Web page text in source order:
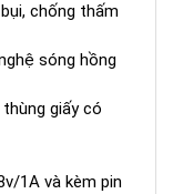
chống thấm
sóng hồng
giấy có
1A và kèm pin